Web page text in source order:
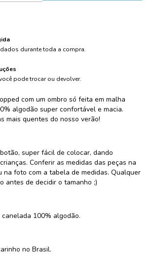
durante toda a compra.
pode trocar ou devolver.
com um ombro só feita em malha
algodão super confortável e macia.
mais quentes do nosso verão!
super fácil de colocar, dando
Conferir as medidas das peças na
na foto com a tabela de medidas. Qualquer
antes de decidir o tamanho ;)
canelada 100% algodão.
no Brasil.